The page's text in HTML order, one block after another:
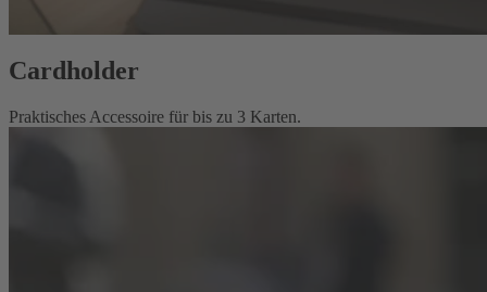
Cardholder
Praktisches Accessoire für bis zu 3 Karten.